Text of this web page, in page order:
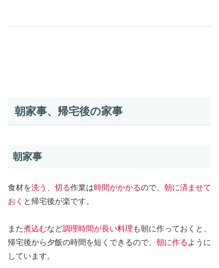
朝家事、帰宅後の家事
朝家事
食材を洗う、切る作業は時間がかかるので、 朝に済ませて
おく と帰宅後が楽です。
また煮込むなど調理時間が長い料理 も朝に作っておくと、
帰宅後から夕飯の時間を短くできるので、 朝に作る ように
しています。